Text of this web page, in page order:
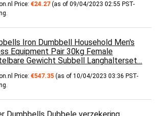
Price: €24.27 (as of 09/04/2023 02:55 PST-
.
Iron Dumbbell Household Men's
Equipment Pair 30kg Female
Gewicht Subbell Langhalterset…
Price: €547.35 (as of 10/04/2023 03:36 PST-
.